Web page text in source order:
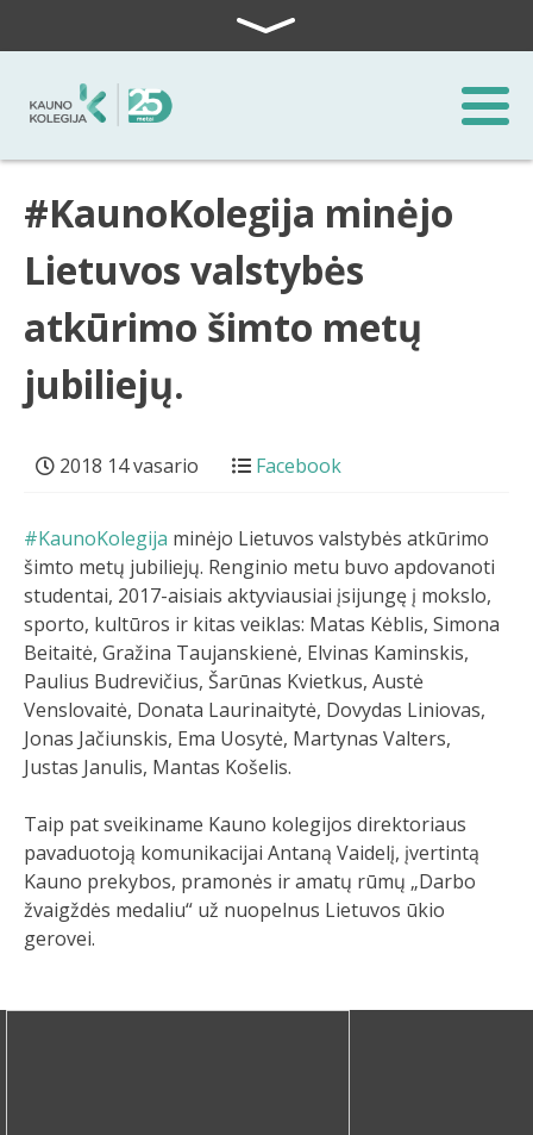
#KaunoKolegija minėjo
Lietuvos valstybės
atkūrimo šimto metų
jubiliejų.
2018 14 vasario Facebook
#KaunoKolegija minėjo Lietuvos valstybės atkūrimo
šimto metų jubiliejų. Renginio metu buvo apdovanoti
studentai, 2017-aisiais aktyviausiai įsijungę į mokslo,
sporto, kultūros ir kitas veiklas: Matas Kėblis, Simona
Beitaitė, Gražina Taujanskienė, Elvinas Kaminskis,
Paulius Budrevičius, Šarūnas Kvietkus, Austė
Venslovaitė, Donata Laurinaitytė, Dovydas Liniovas,
Jonas Jačiunskis, Ema Uosytė, Martynas Valters,
Justas Janulis, Mantas Košelis.
Taip pat sveikiname Kauno kolegijos direktoriaus
pavaduotoją komunikacijai Antaną Vaidelį, įvertintą
Kauno prekybos, pramonės ir amatų rūmų „Darbo
žvaigždės medaliu“ už nuopelnus Lietuvos ūkio
gerovei.